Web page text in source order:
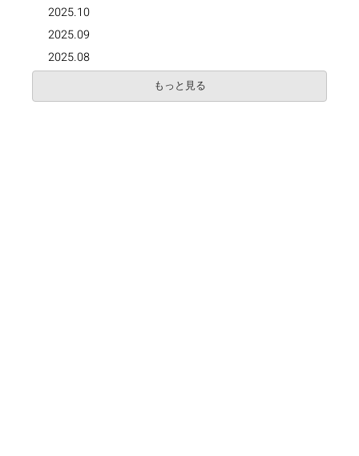
2025.10
2025.09
2025.08
もっと見る